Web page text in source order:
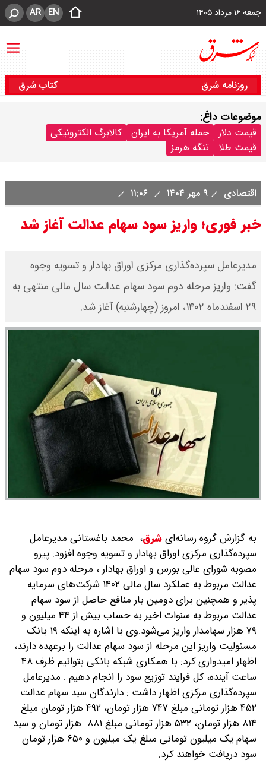
جمعه ۱۶ مرداد ۱۴۰۵ EN
AR
روزنامه شرق کتاب شرق
موضوعات داغ:
قیمت دلار حمله آمریکا به ایران
کالابرگ الکترونیکی
قیمت طلا
تنگه هرمز
اقتصادی ۹ مهر ۱۴۰۴
خبر فوری؛ واریز سود سهام عدالت آغاز شد
مدیرعامل سپرده‌گذاری مرکزی اوراق بهادار و تسویه وجوه
گفت: واریز مرحله دوم سود سهام عدالت سال مالی منتهی به
۲۹ اسفندماه ۱۴۰۲، امروز (چهارشنبه) آغاز شد.
به گزارش گروه رسانه‌ایشرق، محمد باغستانی مدیرعامل
سپرده‌گذاری مرکزی اوراق بهادار و تسویه وجوه افزود: پیرو
مصوبه شورای عالی بورس و اوراق بهادار ، مرحله دوم سود سهام
عدالت مربوط به عملکرد سال مالی ۱۴۰۲ شرکت‌های سرمایه
پذیر و همچنین برای دومین بار منافع حاصل از سود سهام
عدالت مربوط به سنوات اخیر به حساب بیش از ۴۴ میلیون و
۷۹ هزار سهامدار واریز می‌شود.وی با اشاره به اینکه ۱۹ بانک
مسئولیت واریز این مرحله از سود سهام عدالت را برعهده دارند،
اظهار امیدواری کرد: با همکاری شبکه بانکی بتوانیم ظرف ۴۸
ساعت آینده، کل فرایند توزیع سود را انجام دهیم . مدیرعامل
سپرده‌گذاری مرکزی اظهار داشت : دارندگان سبد سهام عدالت
۴۵۲ هزار تومانی مبلغ ۷۴۷ هزار تومان، ۴۹۲ هزار تومان مبلغ
۸۱۴ هزار تومان، ۵۳۲ هزار تومانی مبلغ ۸۸۱ هزار تومان و سبد
سهام یک میلیون تومانی مبلغ یک میلیون و ۶۵۰ هزار تومان
سود دریافت خواهند کرد.